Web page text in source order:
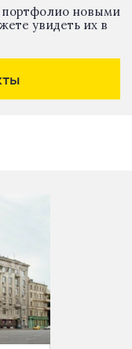
новыми
увидеть их в